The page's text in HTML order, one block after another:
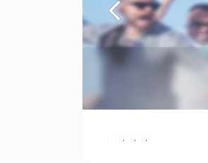
undefined
undefined
undefined